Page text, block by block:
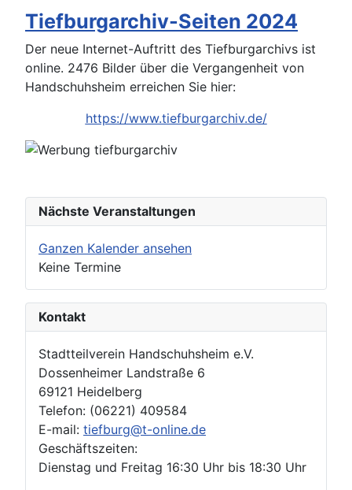
Tiefburgarchiv-Seiten 2024
Der neue Internet-Auftritt des Tiefburgarchivs ist
online. 2476 Bilder über die Vergangenheit von
Handschuhsheim erreichen Sie hier:
https://www.tiefburgarchiv.de/
Nächste Veranstaltungen
Ganzen Kalender ansehen
Keine Termine
Kontakt
Stadtteilverein Handschuhsheim e.V.
Dossenheimer Landstraße 6
69121 Heidelberg
Telefon: (06221) 409584
E-mail: tiefburg@t-online.de
Geschäftszeiten:
Dienstag und Freitag 16:30 Uhr bis 18:30 Uhr